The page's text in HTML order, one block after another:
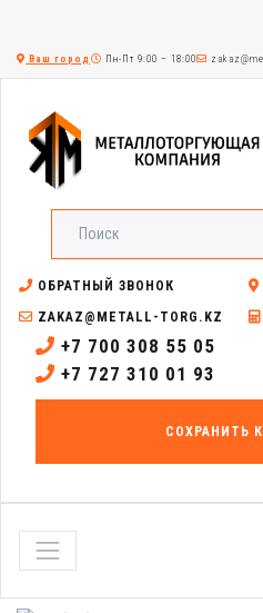
Ваш город Пн-Пт 9:00 – 18:00
ОБРАТНЫЙ ЗВОНОК
ZAKAZ@METALL-TORG.KZ
+7 700 308 55 05
+7 727 310 01 93
СОХРАНИТЬ